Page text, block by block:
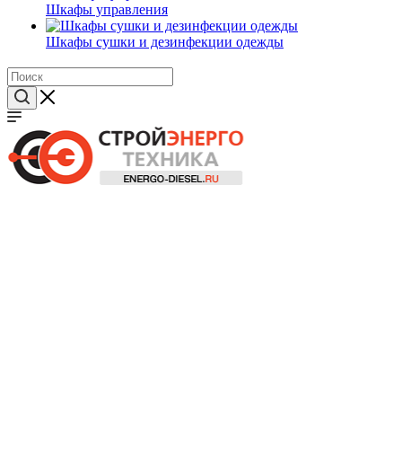
Шкафы управления
Шкафы сушки и дезинфекции одежды